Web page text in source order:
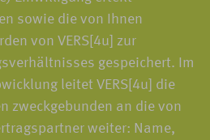
sowie die von Ihnen
von VERS[4u] zur
gespeichert. Im
leitet VERS[4u] die
zweckgebunden an die von
weiter: Name,